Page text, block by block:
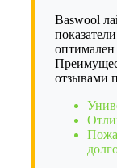
Baswool
оптимален
отзывами